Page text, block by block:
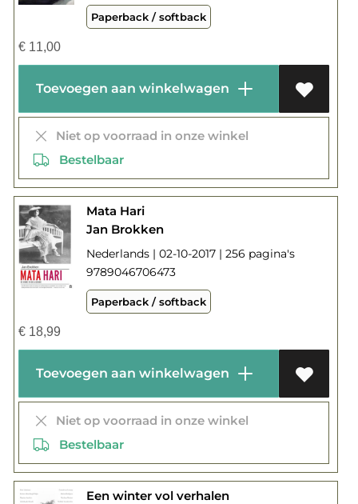
Paperback / softback
€11,00
Toevoegen aan winkelwagen
Niet op voorraad in onze winkel
Bestelbaar
Mata Hari
Jan Brokken
Nederlands | 02-10-2017 | 256 pagina's
9789046706473
Paperback / softback
€18,99
Toevoegen aan winkelwagen
Niet op voorraad in onze winkel
Bestelbaar
Een winter vol verhalen